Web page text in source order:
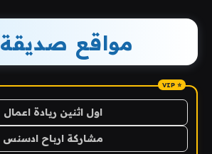
مواقع صديقة
اول اثنين ريادة اعمال
مشاركة ارباح ادسنس